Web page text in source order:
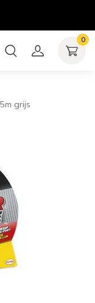
0
grijs